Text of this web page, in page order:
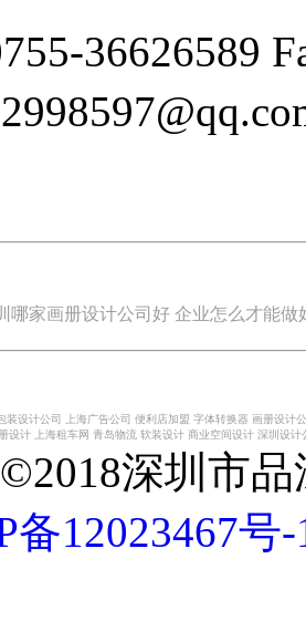
36626589
哪家画册设计公司好 企业怎么才能做
装设计公司 上海广告公司 便利店加盟 字体转换器 画册设计
设计 上海租车网 青岛物流 软装设计 商业空间设计 深圳设计
深圳市
备12023467号